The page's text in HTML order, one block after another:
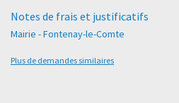
Notes de frais et justificatifs
Mairie - Fontenay-le-Comte
Plus de demandes similaires